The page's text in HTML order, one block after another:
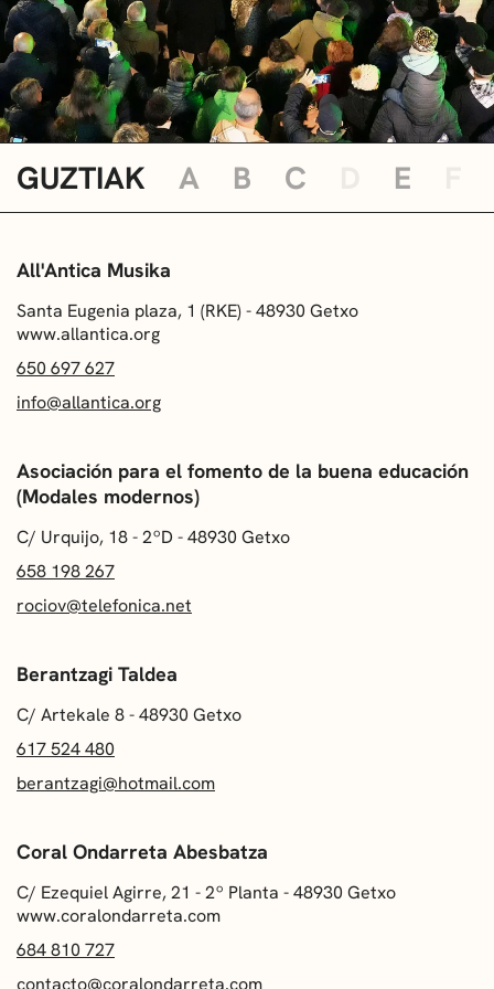
GUZTIAK A B C E
All'Antica Musika
Santa Eugenia plaza, 1 (RKE) - 48930 Getxo
www.allantica.org
650 697 627
info@allantica.org
Asociación para el fomento de la buena educación
(Modales modernos)
C/ Urquijo, 18 - 2ºD - 48930 Getxo
658 198 267
rociov@telefonica.net
Berantzagi Taldea
C/ Artekale 8 - 48930 Getxo
617 524 480
berantzagi@hotmail.com
Coral Ondarreta Abesbatza
C/ Ezequiel Agirre, 21 - 2º Planta - 48930 Getxo
www.coralondarreta.com
684 810 727
contacto@coralondarreta.com